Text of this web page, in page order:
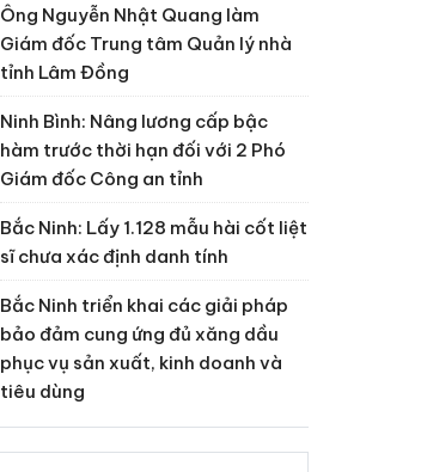
Ông Nguyễn Nhật Quang làm
Giám đốc Trung tâm Quản lý nhà
tỉnh Lâm Đồng
Ninh Bình: Nâng lương cấp bậc
hàm trước thời hạn đối với 2 Phó
Giám đốc Công an tỉnh
Bắc Ninh: Lấy 1.128 mẫu hài cốt liệt
sĩ chưa xác định danh tính
Bắc Ninh triển khai các giải pháp
bảo đảm cung ứng đủ xăng dầu
phục vụ sản xuất, kinh doanh và
tiêu dùng